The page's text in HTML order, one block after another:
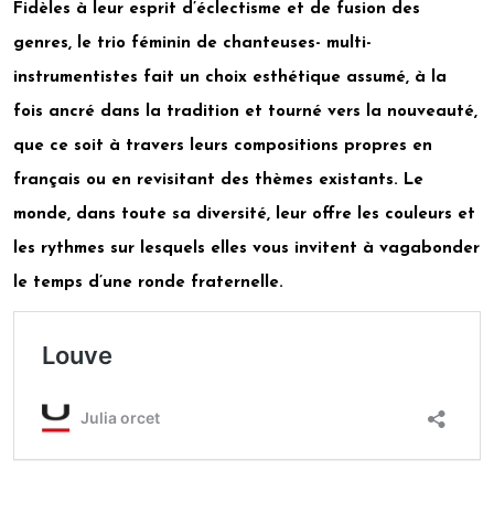
Fidèles à leur esprit d’éclectisme et de fusion des
genres, le trio féminin de chanteuses- multi-
instrumentistes fait un choix esthétique assumé, à la
fois ancré dans la tradition et tourné vers la nouveauté,
que ce soit à travers leurs compositions propres en
français ou en revisitant des thèmes existants. Le
monde, dans toute sa diversité, leur offre les couleurs et
les rythmes sur lesquels elles vous invitent à vagabonder
le temps d’une ronde fraternelle.